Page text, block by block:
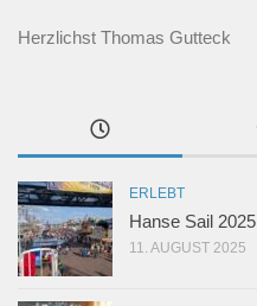
Herzlichst Thomas Gutteck
ERLEBT
Hanse Sail 2025
11. AUGUST 2025